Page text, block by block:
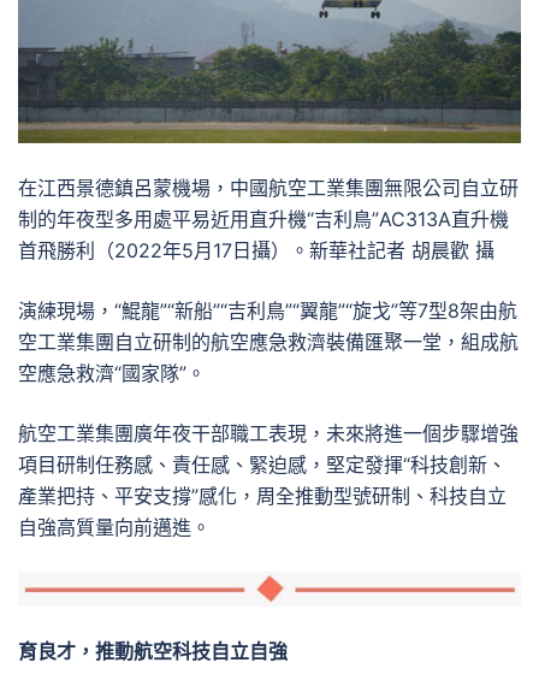
在江西景德鎮呂蒙機場，中國航空工業集團無限公司自立研
制的年夜型多用處平易近用直升機“吉利鳥”AC313A直升機
首飛勝利（2022年5月17日攝）。新華社記者 胡晨歡 攝
演練現場，“鯤龍”“新船”“吉利鳥”“翼龍”“旋戈”等7型8架由航
空工業集團自立研制的航空應急救濟裝備匯聚一堂，組成航
空應急救濟“國家隊”。
航空工業集團廣年夜干部職工表現，未來將進一個步驟增強
項目研制任務感、責任感、緊迫感，堅定發揮“科技創新、
產業把持、平安支撐”感化，周全推動型號研制、科技自立
自強高質量向前邁進。
育良才，推動航空科技自立自強